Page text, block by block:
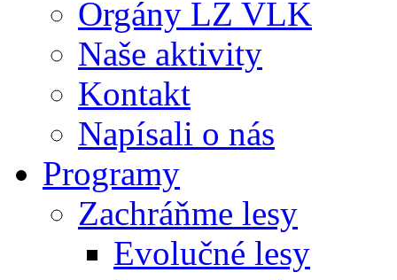
Orgány LZ VLK
Naše aktivity
Kontakt
Napísali o nás
Programy
Zachráňme lesy
Evolučné lesy